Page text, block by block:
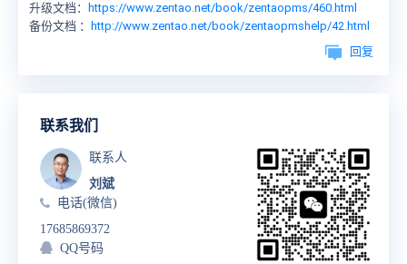
升级文档：
https://www.zentao.net/book/zentaopms/460.html
备份文档 ：
http://www.zentao.net/book/zentaopmshelp/42.html
回复
联系我们
联系人
刘斌
电话(微信)
17685869372
QQ号码